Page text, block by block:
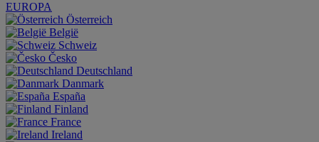
EUROPA
Österreich
België
Schweiz
Česko
Deutschland
Danmark
España
Finland
France
Ireland